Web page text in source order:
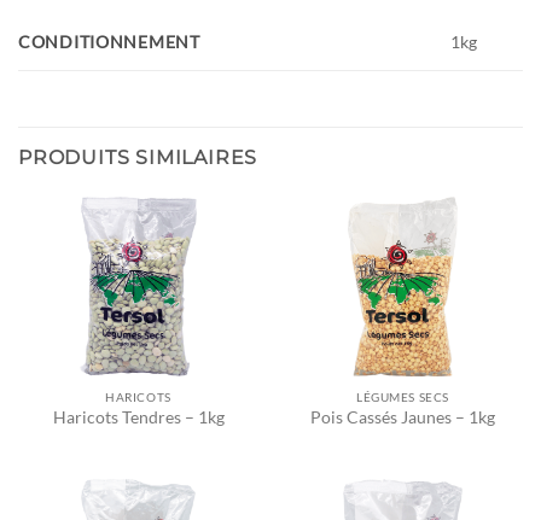
CONDITIONNEMENT 1kg
PRODUITS SIMILAIRES
HARICOTS
Haricots Tendres – 1kg
LÉGUMES SECS
Pois Cassés Jaunes – 1kg